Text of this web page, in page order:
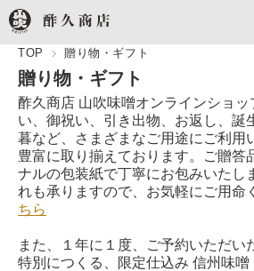
TOP 贈り物・ギフト
贈り物・ギフト
酢久商店 山吹味噌オンラインショ
い、御祝い、引き出物、お返し、誕
暮など、さまざまなご用途にご利用
豊富に取り揃えております。ご贈答
ナルの包装紙で丁寧にお包みいたし
れも承りますので、お気軽にご用命
ちら
また、１年に１度、ご予約いただい
特別につくる、限定仕込み 信州味噌